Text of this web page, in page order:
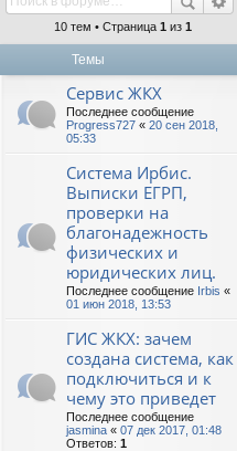
10 тем • Страница 1 из 1
Темы
Сервис ЖКХ
Последнее сообщение
Progress727 « 20 сен 2018,
05:33
Система Ирбис.
Выписки ЕГРП,
проверки на
благонадежность
физических и
юридических лиц.
Последнее сообщение Irbis «
01 июн 2018, 13:53
ГИС ЖКХ: зачем
создана система, как
подключиться и к
чему это приведет
Последнее сообщение
jasmina « 07 дек 2017, 01:48
Ответов: 1